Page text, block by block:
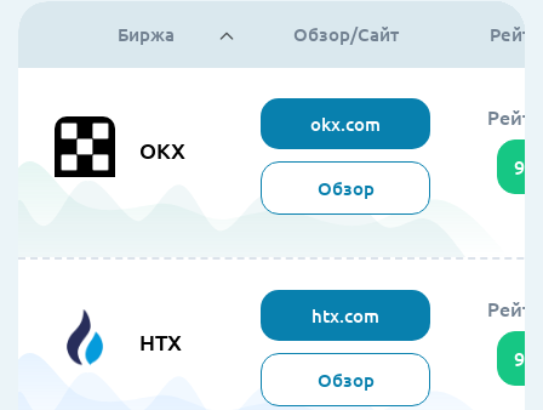
Биржа Обзор/Сайт
OKX
okx.com
Обзор
95
HTX
htx.com
Обзор
94